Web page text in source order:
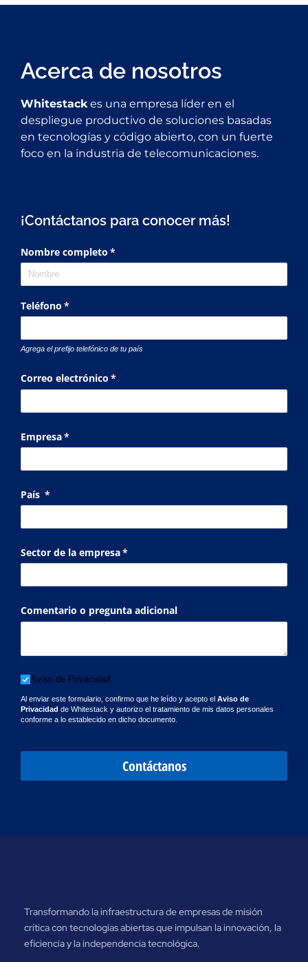
Acerca de nosotros
Whitestackes una empresa líder en el
despliegue productivo de soluciones basadas
en tecnologías y código abierto, con un fuerte
foco en la industria de telecomunicaciones.
¡Contáctanos para conocer más!
Nombre completo *
(necesario)
Teléfono *
(necesario)
Agrega el prefijo telefónico de tu país
Correo electrónico *
(necesario)
Empresa*
(necesario)
País *
(necesario)
Sector de la empresa*
(necesario)
Comentario o pregunta adicional
Aviso de Privacidad
Aviso de Privacidad
Al enviar este formulario, confirmo que he leído y acepto el Aviso de
Privacidad de Whitestack y autorizo el tratamiento de mis datos personales
conforme a lo establecido en dicho documento.
Contáctanos
Transformando la infraestructura de empresas de misión
crítica con tecnologías abiertas que impulsan la innovación, la
eficiencia y la independencia tecnológica.